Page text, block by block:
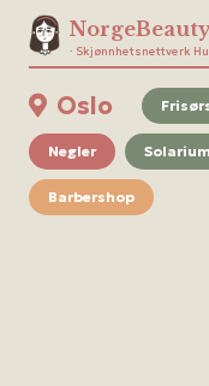
· Skjønnhetsnettverk
Oslo
Negler Solarium
Barbershop